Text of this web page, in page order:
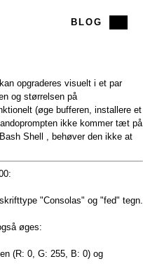
BLOG
opgraderes visuelt i et par
og størrelsen på
(øge bufferen, installere et
ikke kommer tæt på
Shell , behøver den ikke at
"Consolas" og "fed" tegn.
øges:
(R: 0, G: 255, B: 0) og